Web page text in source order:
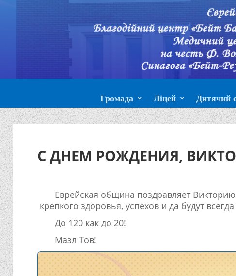
Громада Ліцей Дитячий
С ДНЕМ РОЖДЕНИЯ,
Еврейская община поздравляет
крепкого здоровья, успехов и да будут
До 120 как до 20!
Мазл Тов!